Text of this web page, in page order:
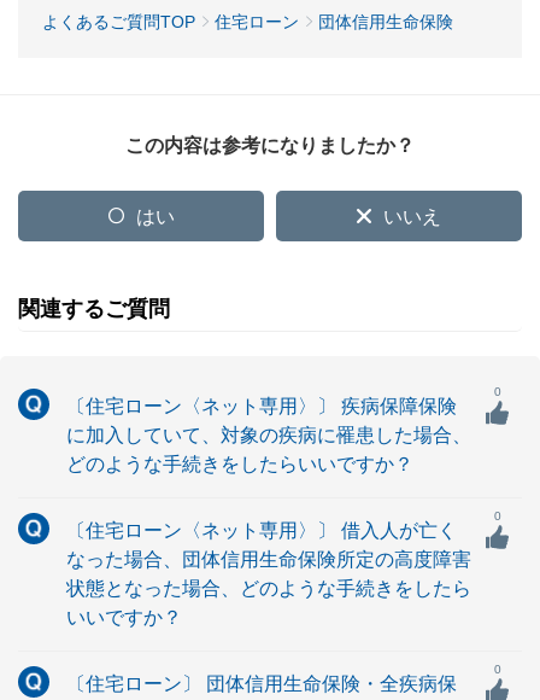
よくあるご質問TOP
住宅ローン 団体信用生命保険
この内容は参考になりましたか？
はい いいえ
関連するご質問
〔住宅ローン〈ネット専用〉〕 疾病保障保険
に加入していて、対象の疾病に罹患した場合、
どのような手続きをしたらいいですか？
0
〔住宅ローン〈ネット専用〉〕 借入人が亡く
なった場合、団体信用生命保険所定の高度障害
状態となった場合、どのような手続きをしたら
いいですか？
0
〔住宅ローン〕 団体信用生命保険・全疾病保
0